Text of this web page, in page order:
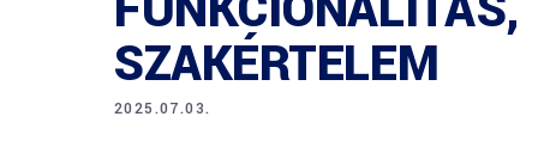
SZAKÉRTELEM
2025.07.03.